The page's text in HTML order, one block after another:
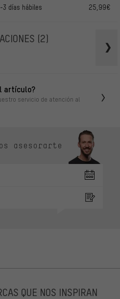
3 días hábiles
25,99€
(2)
artículo?
servicio de atención al
asesorarte
QUE NOS INSPIRAN